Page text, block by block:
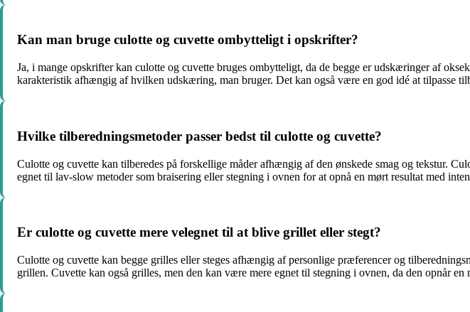
Kan man bruge culotte og cuvette ombytteligt i opskrifter?
Ja, i mange opskrifter kan culotte og cuvette bruges ombytteligt, da de begge er udskæringer af
karakteristik afhængig af hvilken udskæring, man bruger. Det kan også være en god idé at tilpasse
Hvilke tilberedningsmetoder passer bedst til culotte og cuvette?
Culotte og cuvette kan tilberedes på forskellige måder afhængig af den ønskede smag og tekstur.
egnet til lav-slow metoder som braisering eller stegning i ovnen for at opnå en mørt resultat med
Er culotte og cuvette mere velegnet til at blive grillet eller stegt?
Culotte og cuvette kan begge grilles eller steges afhængig af personlige præferencer og
grillen. Cuvette kan også grilles, men den kan være mere egnet til stegning i ovnen, da den opnår en